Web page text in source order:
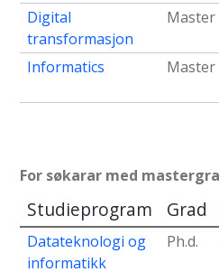
Digital
transformasjon
Master
Informatics Master
For søkarar med
Studieprogram Grad
Datateknologi og
informatikk
Ph.d.